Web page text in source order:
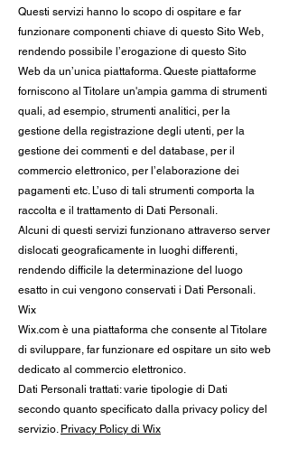
Questi servizi hanno lo scopo di ospitare e far
funzionare componenti chiave di questo Sito Web,
rendendo possibile l’erogazione di questo Sito
Web da un’unica piattaforma. Queste piattaforme
forniscono al Titolare un'ampia gamma di strumenti
quali, ad esempio, strumenti analitici, per la
gestione della registrazione degli utenti, per la
gestione dei commenti e del database, per il
commercio elettronico, per l’elaborazione dei
pagamenti etc. L’uso di tali strumenti comporta la
raccolta e il trattamento di Dati Personali.
Alcuni di questi servizi funzionano attraverso server
dislocati geograficamente in luoghi differenti,
rendendo difficile la determinazione del luogo
esatto in cui vengono conservati i Dati Personali.
Wix
Wix.com è una piattaforma che consente al Titolare
di sviluppare, far funzionare ed ospitare un sito web
dedicato al commercio elettronico.
Dati Personali trattati: varie tipologie di Dati
secondo quanto specificato dalla privacy policy del
servizio. Privacy Policy di Wix